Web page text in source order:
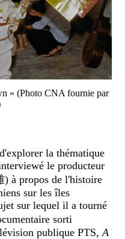
» (Photo CNA fournie par
la thématique
le producteur
à propos de l'histoire
sur les îles
sur lequel il a tourné
sorti
publique PTS,A